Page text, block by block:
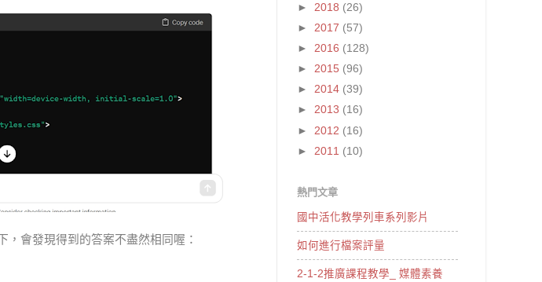
，會發現得到的答案不盡然相同喔：
► 2018 (26)
► 2017 (57)
► 2016 (128)
► 2015 (96)
► 2014 (39)
► 2013 (16)
► 2012 (16)
► 2011 (10)
熱門文章
國中活化教學列車系列影片
如何進行檔案評量
2-1-2推廣課程教學_ 媒體素養